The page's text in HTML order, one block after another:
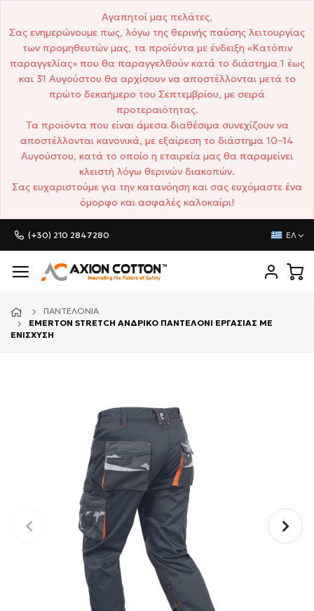
Αγαπητοί μας πελάτες,
Σας ενημερώνουμε πως, λόγω της θερινής παύσης λειτουργίας
των προμηθευτών μας, τα προϊόντα με ένδειξη «Κατόπιν
παραγγελίας» που θα παραγγελθούν κατά το διάστημα 1 έως
και 31 Αυγούστου θα αρχίσουν να αποστέλλονται μετά το
πρώτο δεκαήμερο του Σεπτεμβρίου, με σειρά
προτεραιότητας.
Τα προϊόντα που είναι άμεσα διαθέσιμα συνεχίζουν να
αποστέλλονται κανονικά, με εξαίρεση το διάστημα 10–14
Αυγούστου, κατά το οποίο η εταιρεία μας θα παραμείνει
κλειστή λόγω θερινών διακοπών.
Σας ευχαριστούμε για την κατανόηση και σας ευχόμαστε ένα
όμορφο και ασφαλές καλοκαίρι!
(+30) 210 2847280 ΕΛ
ΠΑΝΤΕΛΌΝΙΑ
EMERTON STRETCH ΑΝΔΡΙΚΟ ΠΑΝΤΕΛΟΝΙ ΕΡΓΑΣΙΑΣ ΜΕ
ΕΝΙΣΧΥΣΗ